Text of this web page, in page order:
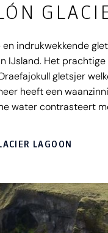
indrukwekkende
IJsland. Het
gletsjer
heeft een
water contrasteert
op Diamond Beach.
LAGOON